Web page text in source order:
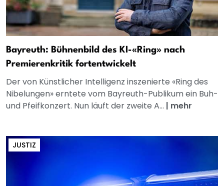
Bayreuth: Bühnenbild des KI-«Ring» nach
Premierenkritik fortentwickelt
Der von Künstlicher Intelligenz inszenierte «Ring des
Nibelungen» erntete vom Bayreuth-Publikum ein Buh-
und Pfeifkonzert. Nun läuft der zweite A... | mehr
JUSTIZ